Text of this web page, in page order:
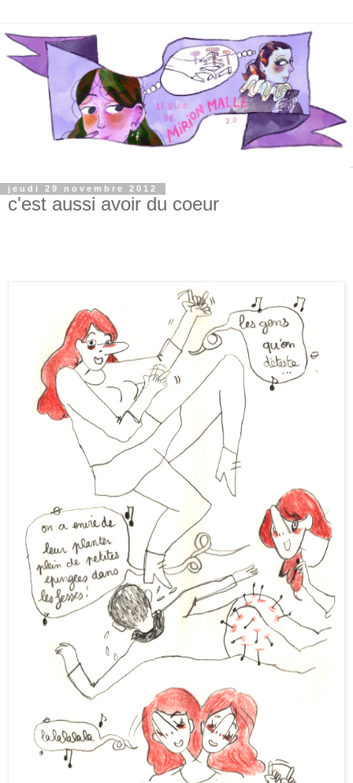
jeudi 29 novembre 2012
c'est aussi avoir du coeur